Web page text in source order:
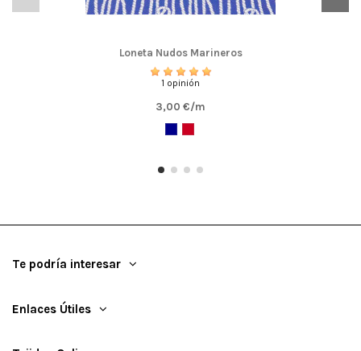
Loneta Nudos Marineros
1 opinión
3,00 €/m
Te podría interesar
Enlaces Útiles